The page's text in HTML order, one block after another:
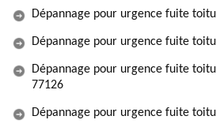
Dépannage pour urgence fuite
Dépannage pour urgence fuite
Dépannage pour urgence fuite
77126
Dépannage pour urgence fuite